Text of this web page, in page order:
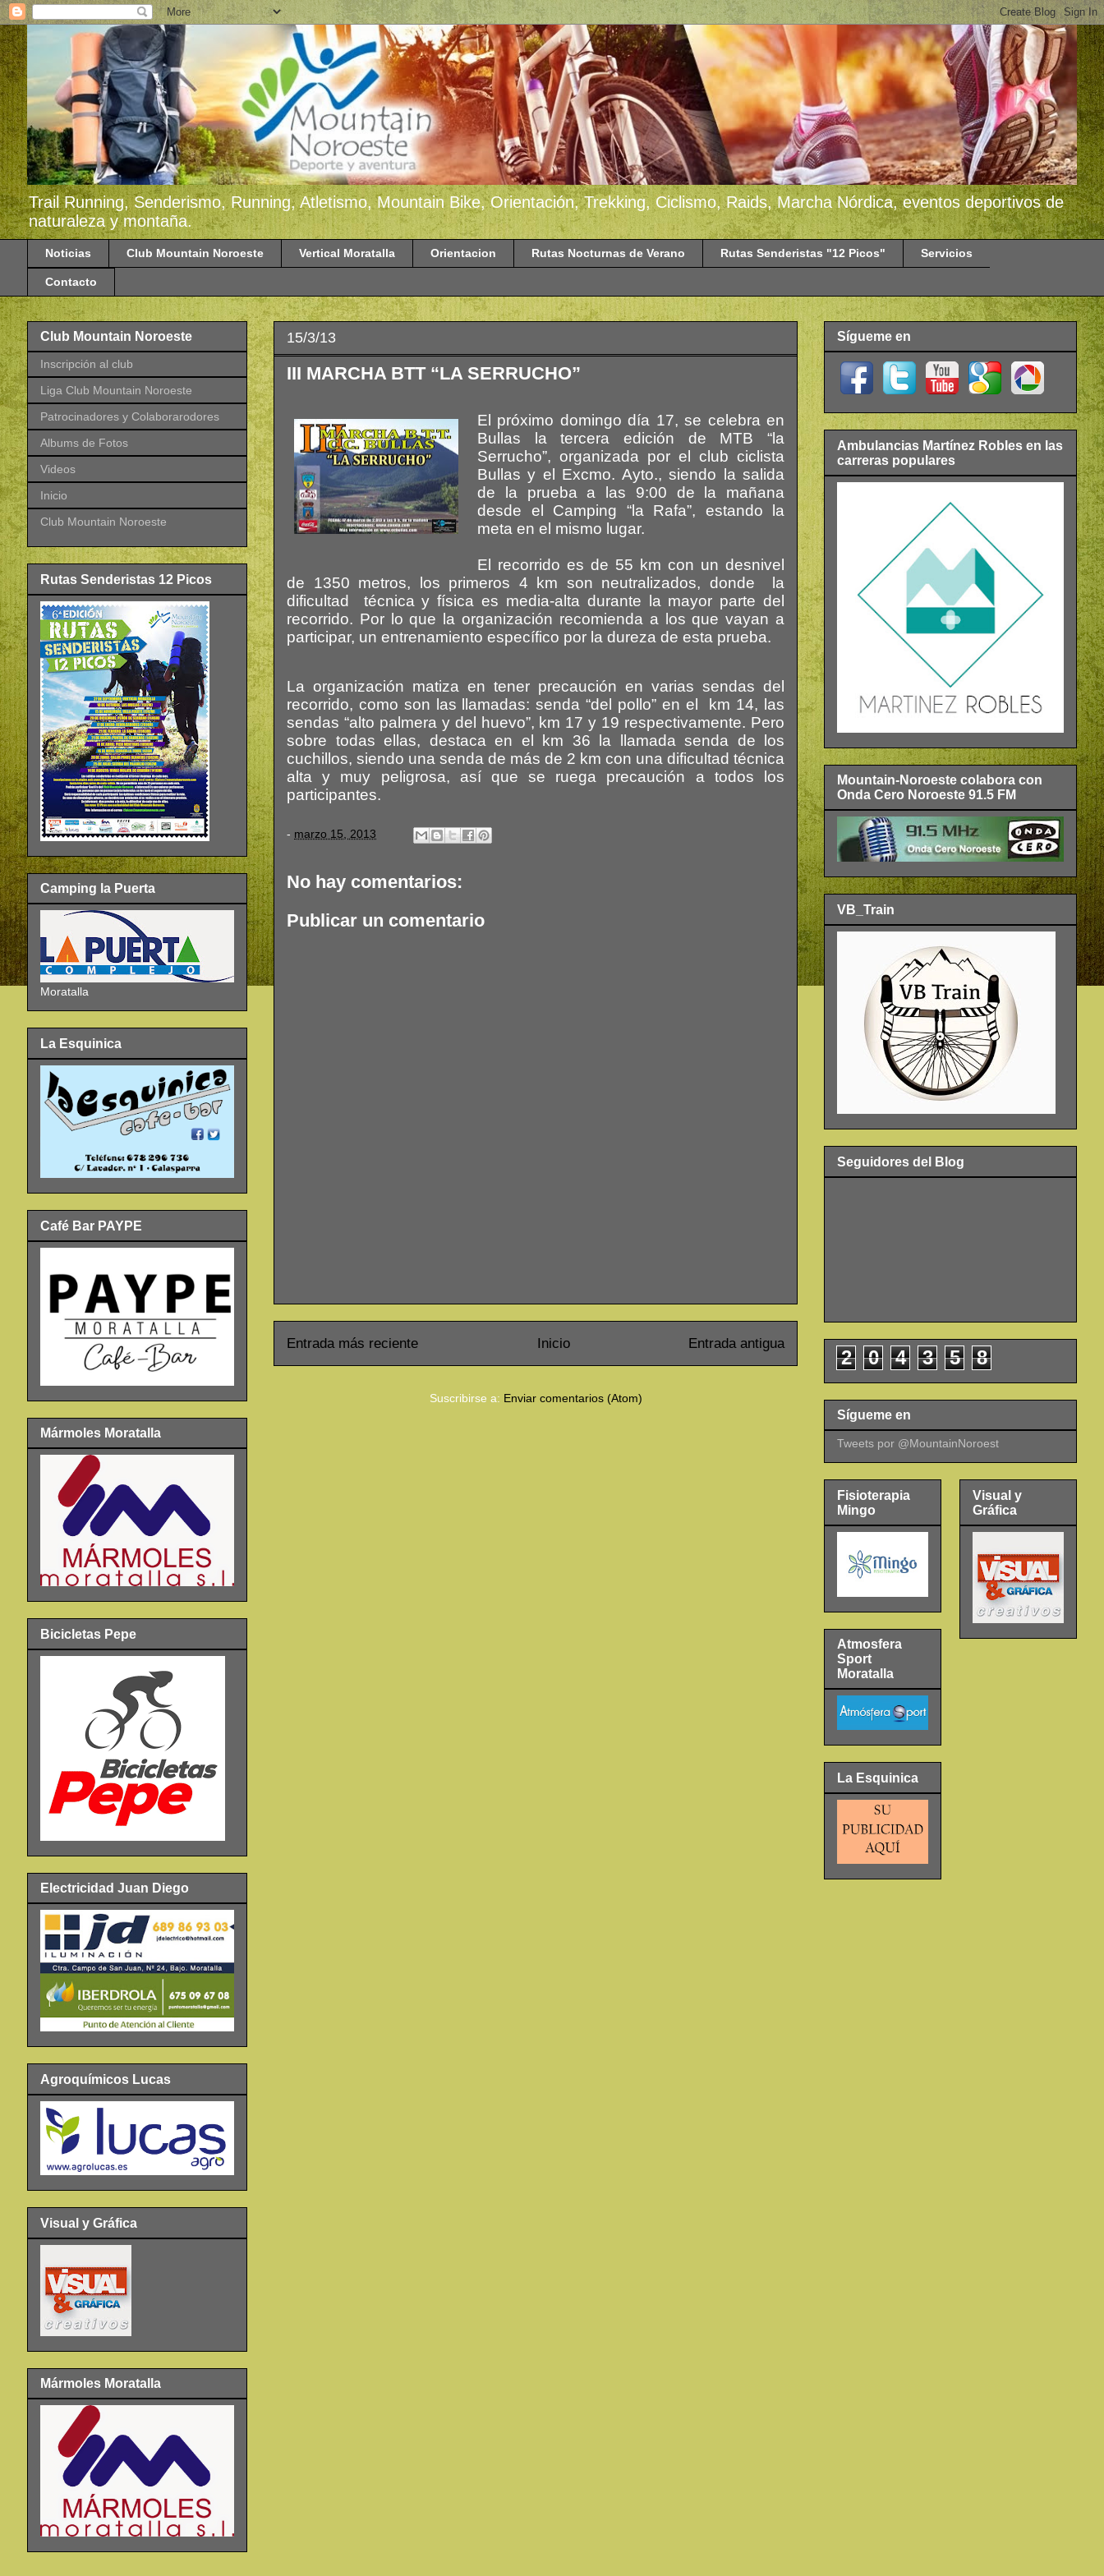
Trail Running, Senderismo, Running, Atletismo, Mountain Bike, Orientación, Trekking, Ciclismo, Raids, Marcha Nórdica, eventos deportivos de
naturaleza y montaña.
Noticias Club Mountain Noroeste Vertical Moratalla Orientacion Rutas Nocturnas de Verano Rutas Senderistas "12 Picos" Servicios
Contacto
15/3/13
III MARCHA BTT “LA SERRUCHO”
El próximo domingo día 17, se celebra en
Bullas la tercera edición de MTB “la
Serrucho”, organizada por el club ciclista
Bullas y el Excmo. Ayto., siendo la salida
de la prueba a las 9:00 de la mañana
desde el Camping “la Rafa”, estando la
meta en el mismo lugar.
El recorrido es de 55 km con un desnivel
de 1350 metros, los primeros 4 km son neutralizados, donde la
dificultad técnica y física es media-alta durante la mayor parte del
recorrido. Por lo que la organización recomienda a los que vayan a
participar, un entrenamiento específico por la dureza de esta prueba.
La organización matiza en tener precaución en varias sendas del
recorrido, como son las llamadas: senda “del pollo” en el km 14, las
sendas “alto palmera y del huevo”, km 17 y 19 respectivamente. Pero
sobre todas ellas, destaca en el km 36 la llamada senda de los
cuchillos, siendo una senda de más de 2 km con una dificultad técnica
alta y muy peligrosa, así que se ruega precaución a todos los
participantes.
- marzo 15, 2013
No hay comentarios:
Publicar un comentario
Entrada más reciente Entrada antigua
Inicio
Suscribirse a: Enviar comentarios (Atom)
Club Mountain Noroeste
Inscripción al club
Liga Club Mountain Noroeste
Patrocinadores y Colaborarodores
Albums de Fotos
Videos
Inicio
Club Mountain Noroeste
Rutas Senderistas 12 Picos
Camping la Puerta
Moratalla
La Esquinica
Café Bar PAYPE
Mármoles Moratalla
Bicicletas Pepe
Electricidad Juan Diego
Agroquímicos Lucas
Visual y Gráfica
Mármoles Moratalla
Sígueme en
Ambulancias Martínez Robles en las
carreras populares
Mountain-Noroeste colabora con
Onda Cero Noroeste 91.5 FM
VB_Train
Seguidores del Blog
2 0 4 3 5 8
Sígueme en
Tweets por @MountainNoroest
Fisioterapia
Mingo
Atmosfera
Sport
Moratalla
La Esquinica
Visual y
Gráfica